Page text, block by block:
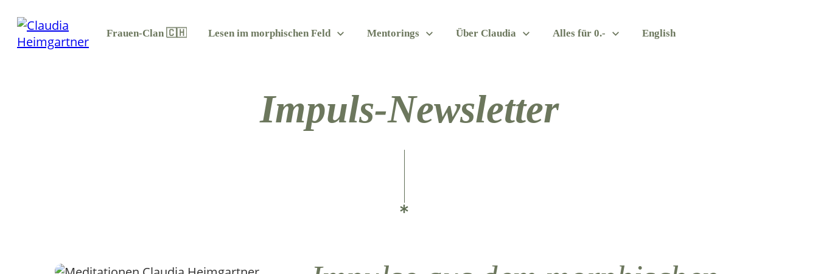
Frauen-Clan 🇨🇭 Lesen im morphischen Feld Mentorings Über Claudia Alles für 0.- English
Impuls-Newsletter